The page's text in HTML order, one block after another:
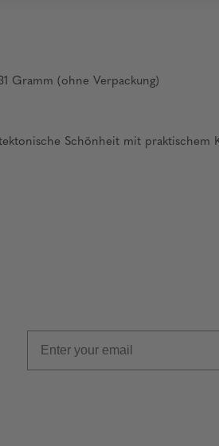
Gramm (ohne Verpackung)
Schönheit mit praktischem